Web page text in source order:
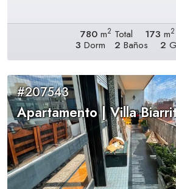
780m2 Total 173 m2
3 Dorm 2 Baños 2
#207543
Apartamento | Villa